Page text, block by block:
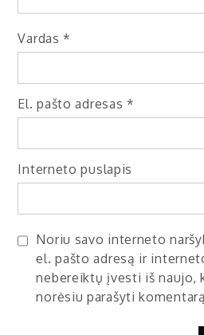
Vardas *
El. pašto adresas *
Interneto puslapis
Noriu savo interneto
el. pašto adresą ir
nebereiktų įvesti iš naujo,
norėsiu parašyti